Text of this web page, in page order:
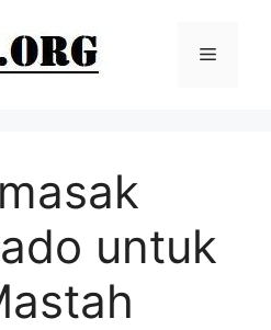
Menu
untuk